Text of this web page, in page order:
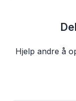
Hjelp andre å